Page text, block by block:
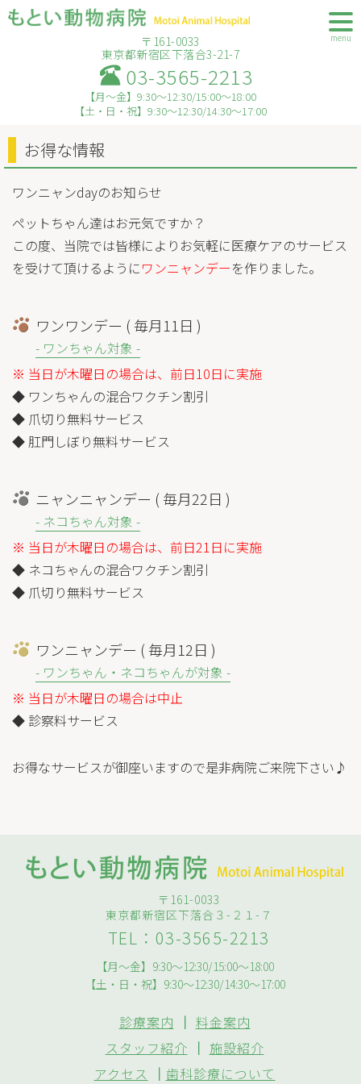
menu
〒161-0033
東京都新宿区下落合3-21-7
03-3565-2213
【月～金】9:30～12:30/15:00～18:00
【土・日・祝】9:30～12:30/14:30～17:00
お得な情報
ワンニャンdayのお知らせ
ペットちゃん達はお元気ですか？
この度、当院では皆様によりお気軽に医療ケアのサービス
を受けて頂けるようにワンニャンデーを作りました。
ワンワンデー ( 毎月11日 )
- ワンちゃん対象 -
※ 当日が木曜日の場合は、前日10日に実施
◆ ワンちゃんの混合ワクチン割引
◆ 爪切り無料サービス
◆ 肛門しぼり無料サービス
ニャンニャンデー ( 毎月22日 )
- ネコちゃん対象 -
※ 当日が木曜日の場合は、前日21日に実施
◆ ネコちゃんの混合ワクチン割引
◆ 爪切り無料サービス
ワンニャンデー ( 毎月12日 )
- ワンちゃん・ネコちゃんが対象 -
※ 当日が木曜日の場合は中止
◆ 診察料サービス
お得なサービスが御座いますので是非病院ご来院下さい♪
〒161-0033
東京都新宿区下落合３-２１-７
TEL：03-3565-2213
【月～金】9:30～12:30/15:00～18:00
【土・日・祝】9:30～12:30/14:30～17:00
診療案内 ｜ 料金案内
スタッフ紹介 ｜ 施設紹介
アクセス
｜ 歯科診療について